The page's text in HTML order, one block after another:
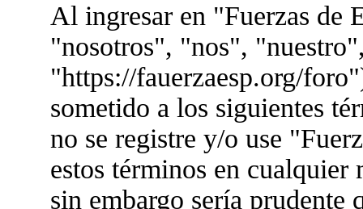
Al ingresar en "Fuerzas de
"nosotros", "nos",
"https://fauerzaesp.org/
sometido a los siguientes
no se registre y/o use
estos términos en
sin embargo sería prudente